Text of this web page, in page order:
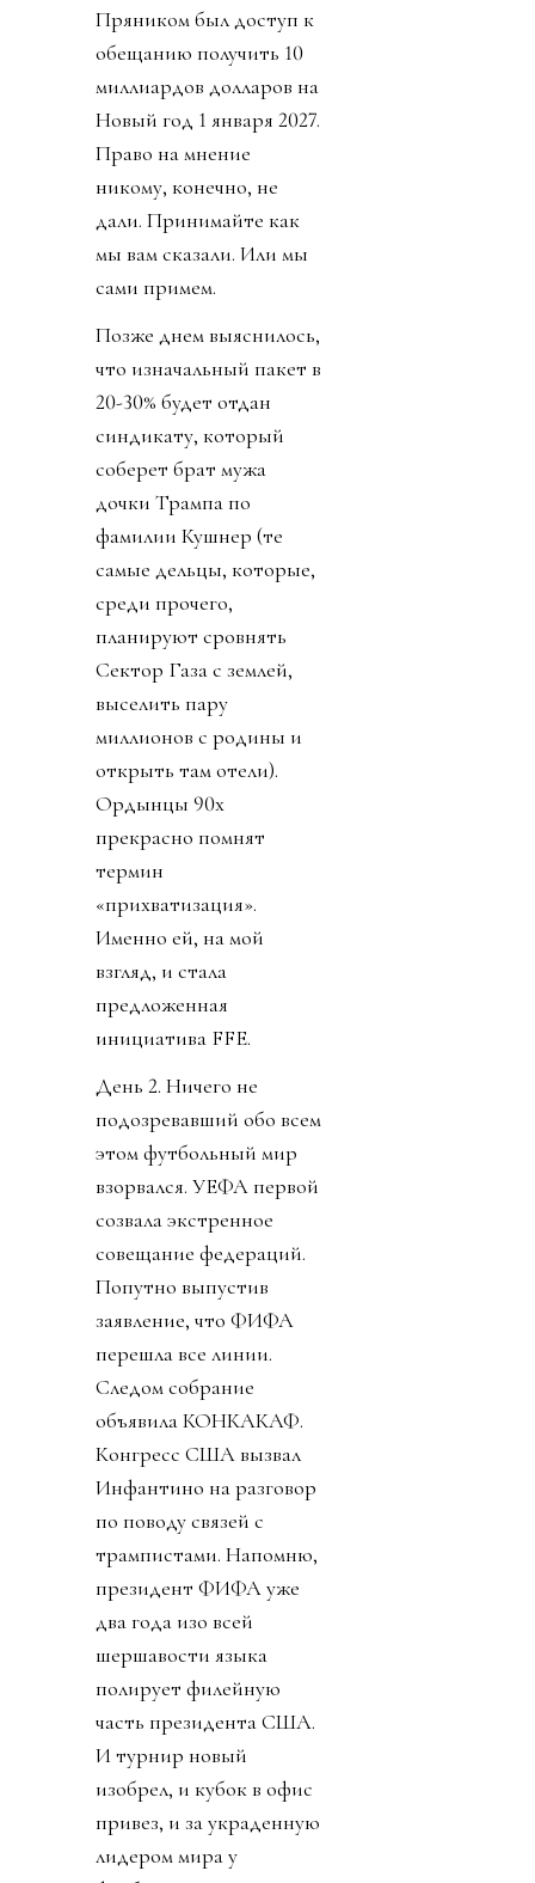
Пряником был доступ к
обещанию получить 10
миллиардов долларов на
Новый год 1 января 2027.
Право на мнение
никому, конечно, не
дали. Принимайте как
мы вам сказали. Или мы
сами примем.
Позже днем выяснилось,
что изначальный пакет в
20-30% будет отдан
синдикату, который
соберет брат мужа
дочки Трампа по
фамилии Кушнер (те
самые дельцы, которые,
среди прочего,
планируют сровнять
Сектор Газа с землей,
выселить пару
миллионов с родины и
открыть там отели).
Ордынцы 90х
прекрасно помнят
термин
«прихватизация».
Именно ей, на мой
взгляд, и стала
предложенная
инициатива FFE.
День 2. Ничего не
подозревавший обо всем
этом футбольный мир
взорвался. УЕФА первой
созвала экстренное
совещание федераций.
Попутно выпустив
заявление, что ФИФА
перешла все линии.
Следом собрание
объявила КОНКАКАФ.
Конгресс США вызвал
Инфантино на разговор
по поводу связей с
трампистами. Напомню,
президент ФИФА уже
два года изо всей
шершавости языка
полирует филейную
часть президента США.
И турнир новый
изобрел, и кубок в офис
привез, и за украденную
лидером мира у